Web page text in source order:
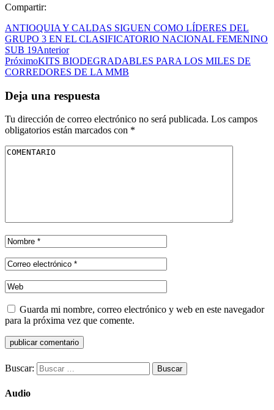
Compartir:
ANTIOQUIA Y CALDAS SIGUEN COMO LÍDERES DEL
GRUPO 3 EN EL CLASIFICATORIO NACIONAL FEMENINO
SUB 19Anterior
PróximoKITS BIODEGRADABLES PARA LOS MILES DE
CORREDORES DE LA MMB
Deja una respuesta
Tu dirección de correo electrónico no será publicada. Los campos
obligatorios están marcados con *
Guarda mi nombre, correo electrónico y web en este navegador
para la próxima vez que comente.
Buscar:
Audio